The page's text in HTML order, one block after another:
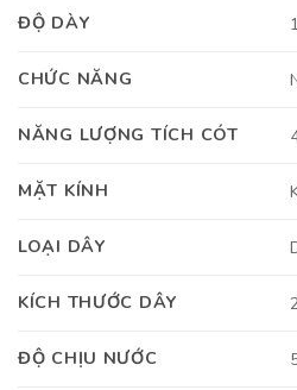
ĐỘ DÀY
CHỨC NĂNG
NĂNG LƯỢNG TÍCH CÓT
MẶT KÍNH
LOẠI DÂY
KÍCH THƯỚC DÂY
ĐỘ CHỊU NƯỚC